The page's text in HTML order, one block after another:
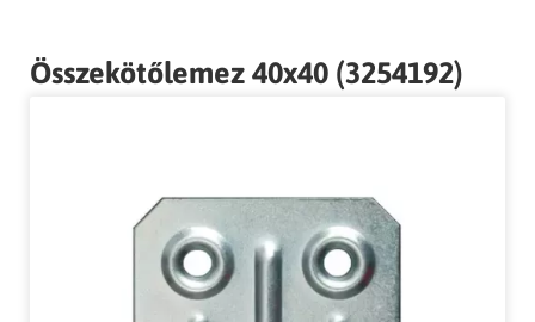
Összekötőlemez 40x40 (3254192)